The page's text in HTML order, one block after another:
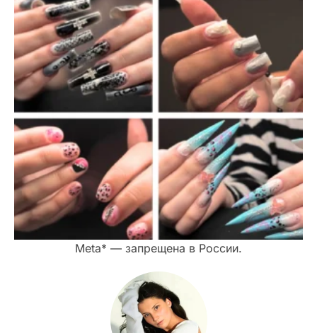
Meta* — запрещена в России.